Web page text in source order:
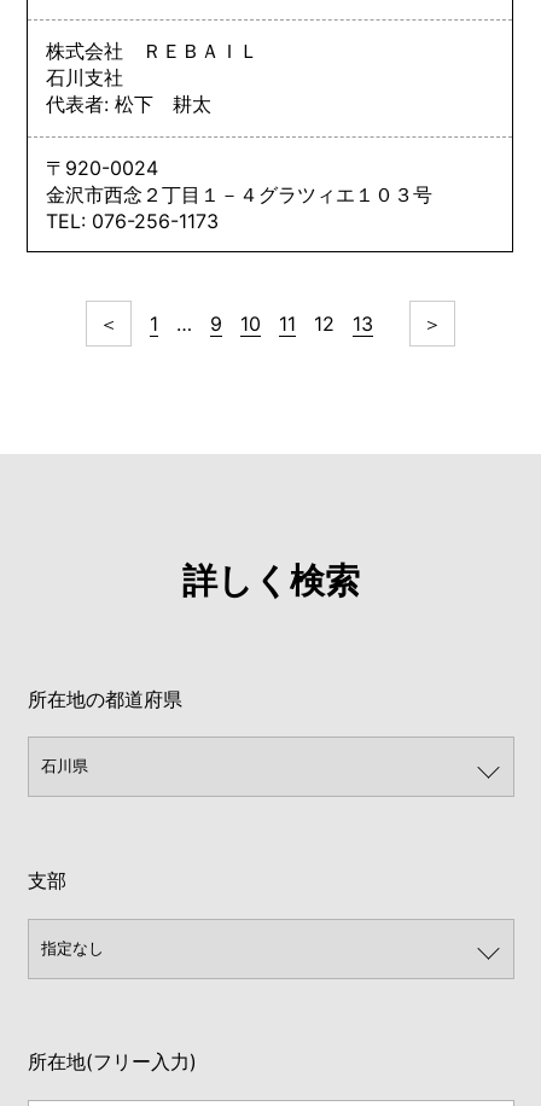
株式会社 ＲＥＢＡＩＬ
石川支社
代表者: 松下 耕太
〒920-0024
金沢市西念２丁目１－４グラツィエ１０３号
TEL: 076-256-1173
＜ 1 … 9 10 11 12 13 ＞
詳しく検索
所在地の都道府県
支部
所在地(フリー入力)